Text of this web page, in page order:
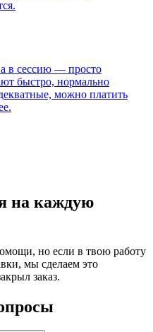
а в сессию — просто
быстро, нормально
можно платить
на каждую
но если в твою работу
мы сделаем это
заказ.